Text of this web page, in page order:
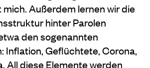
Außerdem lernen wir die
hinter Parolen
den sogenannten
Inflation, Geflüchtete, Corona,
All diese Elemente werden